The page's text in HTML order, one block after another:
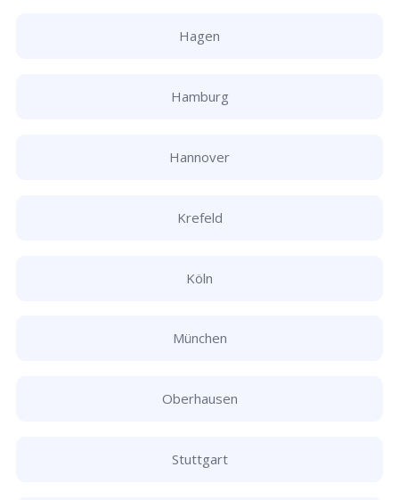
Hagen
Hamburg
Hannover
Krefeld
Köln
München
Oberhausen
Stuttgart